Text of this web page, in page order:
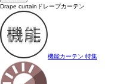
Drape curtain ドレープカーテン
機能カーテン 特集